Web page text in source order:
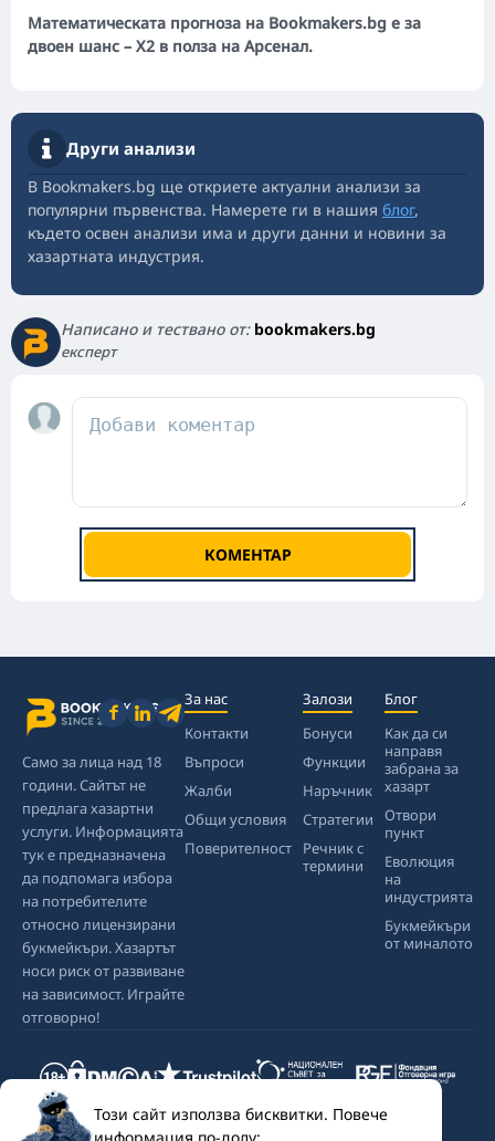
Този сайт използва бисквитки. Повече
Математическата прогноза на Bookmakers.bg е за
двоен шанс – Х2 в полза на Арсенал.
Други анализи
В Bookmakers.bg ще откриете актуални анализи за
популярни първенства. Намерете ги в нашия блог,
където освен анализи има и други данни и новини за
хазартната индустрия.
Написано и тествано от: bookmakers.bg
експерт
КОМЕНТАР
Само за лица над 18
години. Сайтът не
предлага хазартни
услуги. Информацията
тук е предназначена
да подпомага избора
на потребителите
относно лицензирани
букмейкъри. Хазартът
носи риск от развиване
на зависимост. Играйте
отговорно!
За нас
Контакти
Въпроси
Жалби
Общи условия
Поверителност
Залози
Бонуси
Функции
Наръчник
Стратегии
Речник с
термини
Блог
Как да си
направя
забрана за
хазарт
Отвори
пункт
Еволюция
на
индустрията
Букмейкъри
от миналото